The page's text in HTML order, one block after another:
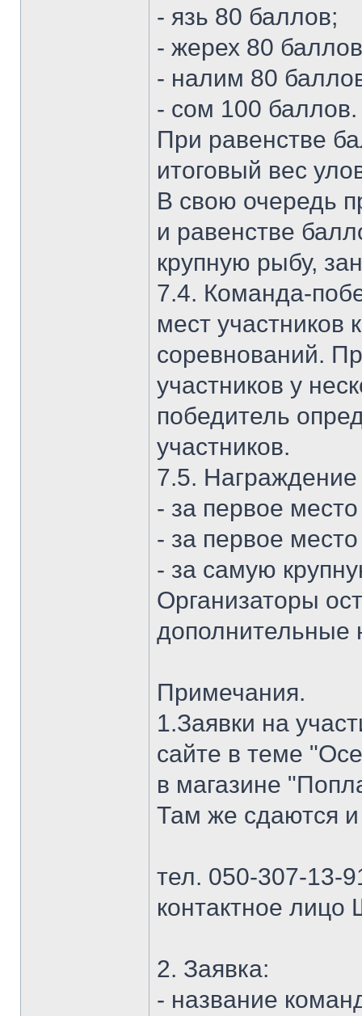
- язь 80 баллов;
- жерех 80
- налим 80
- сом 100 баллов.
При равенстве
итоговый вес
В свою очередь
и равенстве
крупную рыбу,
7.4. Команда-
мест участников
соревнований.
участников у
победитель
участников.
7.5. Награждение
- за первое
- за первое
- за самую
Организаторы
дополнительные
Примечания.
1.Заявки на
сайте в теме
в магазине
Там же сдаются
тел. 050-307-13-
контактное
2. Заявка:
- название